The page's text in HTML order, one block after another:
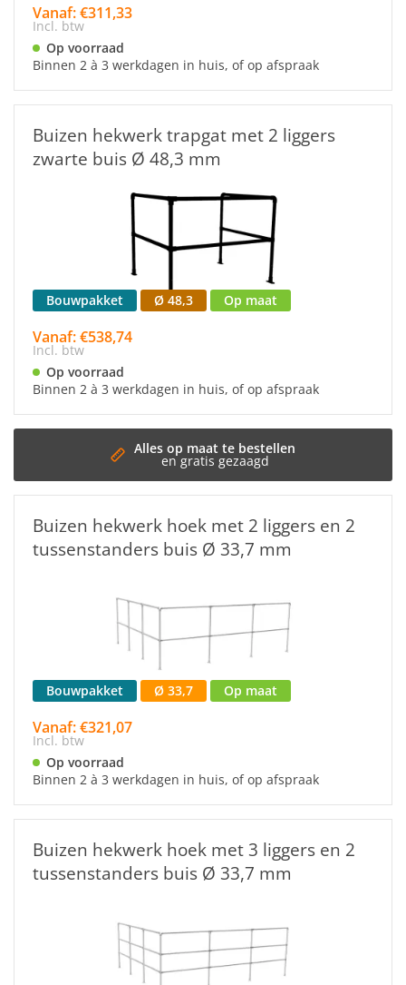
Vanaf: €311,33
Incl. btw
Op voorraad
Binnen 2 à 3 werkdagen in huis, of op afspraak
Buizen hekwerk trapgat met 2 liggers
zwarte buis Ø 48,3 mm
Bouwpakket Ø 48,3 Op maat
Vanaf: €538,74
Incl. btw
Op voorraad
Binnen 2 à 3 werkdagen in huis, of op afspraak
Buizen hekwerk hoek met 2 liggers en 2
tussenstanders buis Ø 33,7 mm
Bouwpakket Ø 33,7 Op maat
Vanaf: €321,07
Incl. btw
Op voorraad
Binnen 2 à 3 werkdagen in huis, of op afspraak
Buizen hekwerk hoek met 3 liggers en 2
tussenstanders buis Ø 33,7 mm